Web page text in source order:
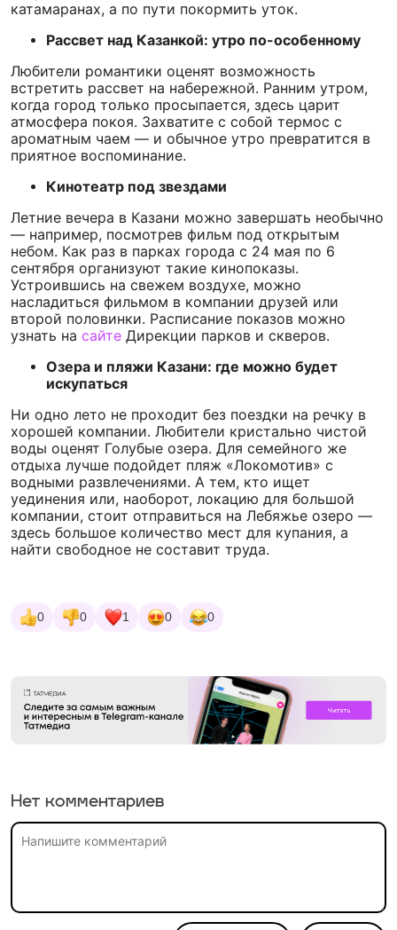
катамаранах, а по пути покормить уток.
Рассвет над Казанкой: утро по-особенному
Любители романтики оценят возможность
встретить рассвет на набережной. Ранним утром,
когда город только просыпается, здесь царит
атмосфера покоя. Захватите с собой термос с
ароматным чаем — и обычное утро превратится в
приятное воспоминание.
Кинотеатр под звездами
Летние вечера в Казани можно завершать необычно
— например, посмотрев фильм под открытым
небом. Как раз в парках города с 24 мая по 6
сентября организуют такие кинопоказы.
Устроившись на свежем воздухе, можно
насладиться фильмом в компании друзей или
второй половинки. Расписание показов можно
узнать на сайте Дирекции парков и скверов.
Озера и пляжи Казани: где можно будет
искупаться
Ни одно лето не проходит без поездки на речку в
хорошей компании. Любители кристально чистой
воды оценят Голубые озера. Для семейного же
отдыха лучше подойдет пляж «Локомотив» с
водными развлечениями. А тем, кто ищет
уединения или, наоборот, локацию для большой
компании, стоит отправиться на Лебяжье озеро —
здесь большое количество мест для купания, а
найти свободное не составит труда.
0 0 1 0 0
Нет комментариев